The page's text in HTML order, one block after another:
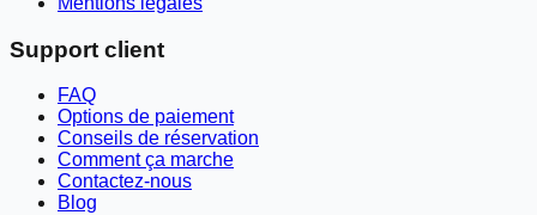
Support client
FAQ
Options de paiement
Conseils de réservation
Comment ça marche
Contactez-nous
Blog